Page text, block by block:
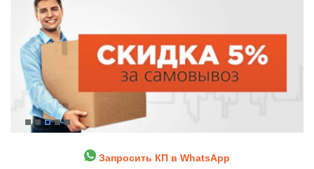
Запросить КП в WhatsApp